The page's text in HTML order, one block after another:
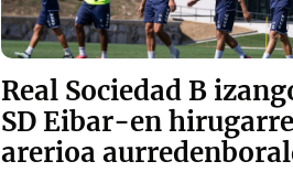
Real Sociedad B
SD Eibar-en
arerioa